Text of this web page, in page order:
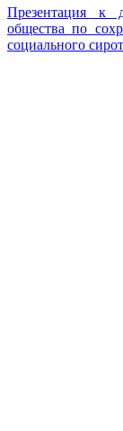
Презентация к
общества по
социального